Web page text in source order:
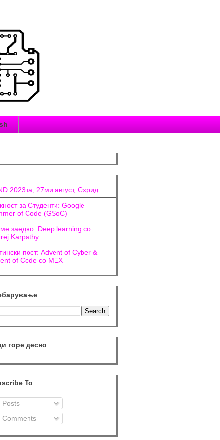
2023та, 27ми август, Охрид
за Студенти: Google
of Code (GSoC)
заедно: Deep learning со
Karpathy
пост: Advent of Cyber &
of Code со МЕХ
горе десно
To
Posts
Comments